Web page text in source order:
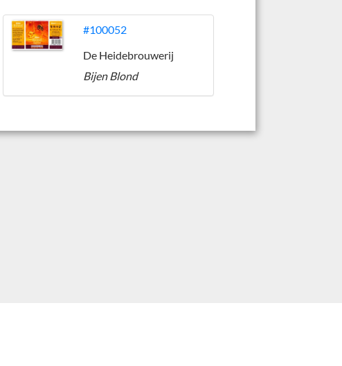
#100052
De Heidebrouwerij
Bijen Blond